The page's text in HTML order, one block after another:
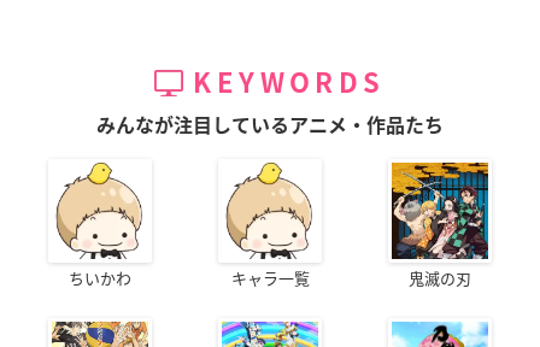
KEYWORDS
みんなが注目しているアニメ・作品たち
ちいかわ キャラ一覧 鬼滅の刃